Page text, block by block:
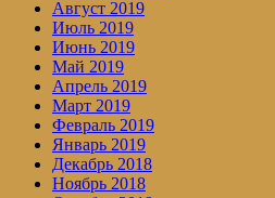
Август 2019
Июль 2019
Июнь 2019
Май 2019
Апрель 2019
Март 2019
Февраль 2019
Январь 2019
Декабрь 2018
Ноябрь 2018